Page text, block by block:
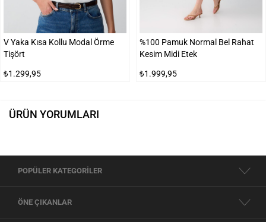
V Yaka Kısa Kollu Modal Örme
Tişört
₺1.299,95
%100 Pamuk Normal Bel Rahat
Kesim Midi Etek
₺1.999,95
ÜRÜN YORUMLARI
POPÜLER KATEGORİLER
ÖNE ÇIKANLAR